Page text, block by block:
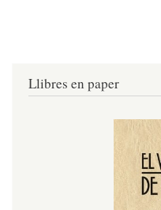
Llibres en paper